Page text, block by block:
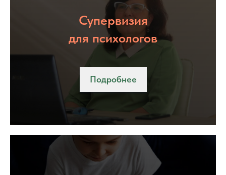
Супервизия
для психологов
Подробнее